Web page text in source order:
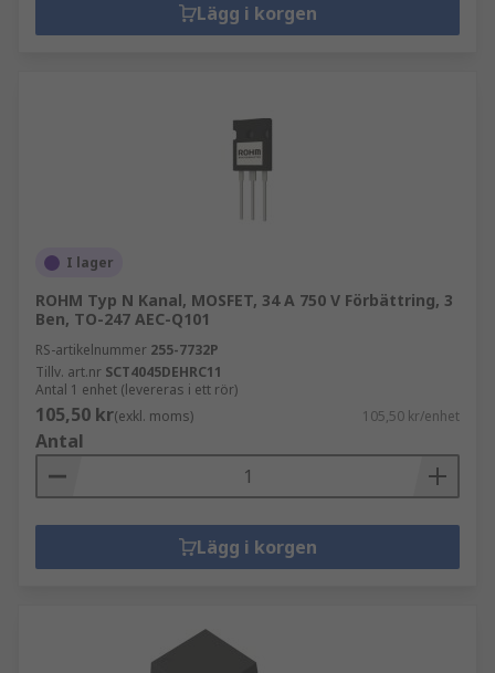
Lägg i korgen
I lager
ROHM Typ N Kanal, MOSFET, 34 A 750 V Förbättring, 3
Ben, TO-247 AEC-Q101
RS-artikelnummer 255-7732P
Tillv. art.nr SCT4045DEHRC11
Antal 1 enhet (levereras i ett rör)
105,50 kr(exkl. moms) 105,50 kr/enhet
Antal
Lägg i korgen